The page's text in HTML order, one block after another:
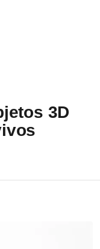
3D